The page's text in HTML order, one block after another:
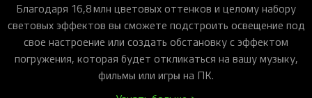
Благодаря 16,8 млн цветовых оттенков и целому набору
световых эффектов вы сможете подстроить освещение под
свое настроение или создать обстановку с эффектом
погружения, которая будет откликаться на вашу музыку,
фильмы или игры на ПК.